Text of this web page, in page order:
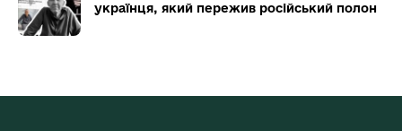
українця, який пережив російський полон